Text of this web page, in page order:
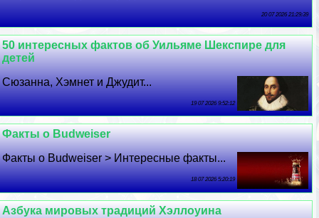
20 07 2026 21:29:39
50 интересных фактов об Уильяме Шекспире для
детей
Сюзанна, Хэмнет и Джудит...
19 07 2026 9:52:12
Факты о Budweiser
Факты о Budweiser > Интересные факты...
18 07 2026 5:20:19
Азбука мировых традиций Хэллоуина